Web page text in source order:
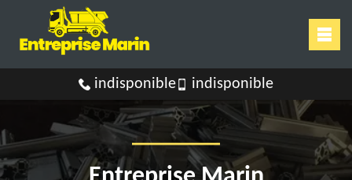
indisponible indisponible